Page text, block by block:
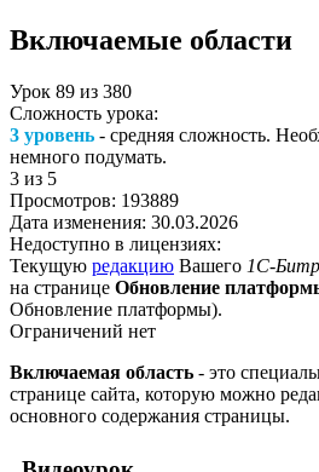
Включаемые области
Урок 89 из 380
Сложность урока:
3 уровень - средняя сложность.
немного подумать.
3 из 5
Просмотров: 193889
Дата изменения: 30.03.2026
Недоступно в лицензиях:
Текущую редакцию Вашего 1С-
на странице Обновление
Обновление платформы).
Ограничений нет
Включаемая область - это
странице сайта, которую можно
основного содержания страницы.